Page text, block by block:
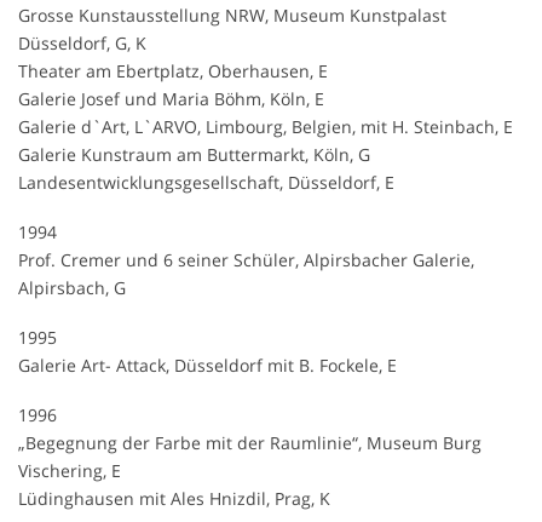
Grosse Kunstausstellung NRW, Museum Kunstpalast
Düsseldorf, G, K
Theater am Ebertplatz, Oberhausen, E
Galerie Josef und Maria Böhm, Köln, E
Galerie d`Art, L`ARVO, Limbourg, Belgien, mit H. Steinbach, E
Galerie Kunstraum am Buttermarkt, Köln, G
Landesentwicklungsgesellschaft, Düsseldorf, E
1994
Prof. Cremer und 6 seiner Schüler, Alpirsbacher Galerie,
Alpirsbach, G
1995
Galerie Art- Attack, Düsseldorf mit B. Fockele, E
1996
„Begegnung der Farbe mit der Raumlinie“, Museum Burg
Vischering, E
Lüdinghausen mit Ales Hnizdil, Prag, K